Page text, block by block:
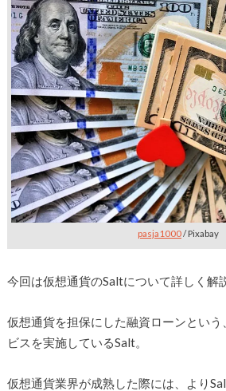
pasja1000/ Pixabay
今回は仮想通貨のSaltについて詳しく解
仮想通貨を担保にした融資ローンとい
ビスを実施しているSalt。
仮想通貨業界が成熟した際には、より